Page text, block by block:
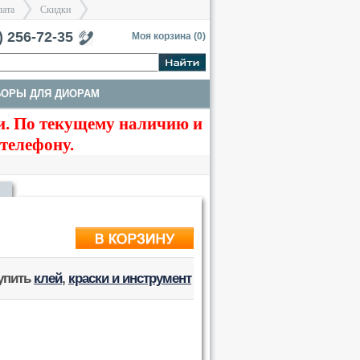
>
Скидки
>
256-72-35 Моя корзина (0)
ДЛЯ ДИОРАМ
ТРАКИ И СТВОЛЫ
По текущему наличию и
клей, краски и инструмент